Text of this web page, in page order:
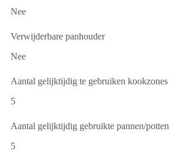
Nee
Verwijderbare panhouder
Nee
Aantal gelijktijdig te gebruiken kookzones
5
Aantal gelijktijdig gebruikte pannen/potten
5